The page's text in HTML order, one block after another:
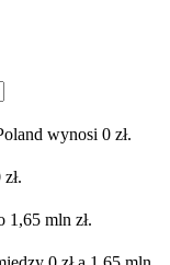
wynosi 0 zł.
1,65 mln zł.